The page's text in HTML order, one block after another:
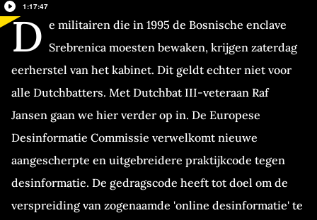
1:17:47
D e militairen die in 1995 de Bosnische enclave
Srebrenica moesten bewaken, krijgen zaterdag
eerherstel van het kabinet. Dit geldt echter niet voor
alle Dutchbatters. Met Dutchbat III-veteraan Raf
Jansen gaan we hier verder op in. De Europese
Desinformatie Commissie verwelkomt nieuwe
aangescherpte en uitgebreidere praktijkcode tegen
desinformatie. De gedragscode heeft tot doel om de
verspreiding van zogenaamde 'online desinformatie' te